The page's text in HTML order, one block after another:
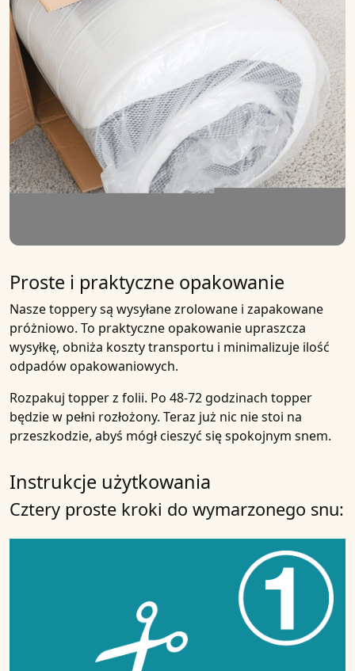
Proste i praktyczne opakowanie
Nasze toppery są wysyłane zrolowane i zapakowane
próżniowo. To praktyczne opakowanie upraszcza
wysyłkę, obniża koszty transportu i minimalizuje ilość
odpadów opakowaniowych.
Rozpakuj topper z folii. Po 48-72 godzinach topper
będzie w pełni rozłożony. Teraz już nic nie stoi na
przeszkodzie, abyś mógł cieszyć się spokojnym snem.
Instrukcje użytkowania
Cztery proste kroki do wymarzonego snu: